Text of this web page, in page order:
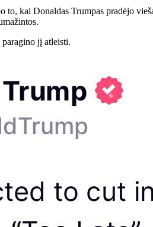
kai Donaldas Trumpas pradėjo
jį atleisti.